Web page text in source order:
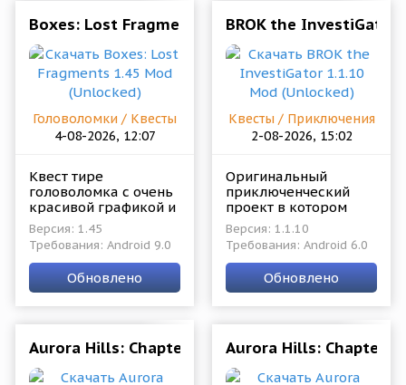
Boxes: Lost Fragments 1.45 Mod (Unlocked)
Головоломки / Квесты
4-08-2026, 12:07
Квест тире
головоломка с очень
красивой графикой и
очень
оригинальными
декорациями,
механизмами и
условиями в которых
Версия: 1.45
Требования: Android 9.0
Обновлено
BROK the InvestiGator
Квесты / Приключения
2-08-2026, 15:02
Оригинальный
приключенческий
проект в котором
сумели совместить
механику квеста и
экшен схватки,
нелинейность и
детективное
Версия: 1.1.10
Требования: Android 6.0
Обновлено
Aurora Hills: Chapter 1 1.0.7 Мод (полная
Aurora Hills: Chapter 2